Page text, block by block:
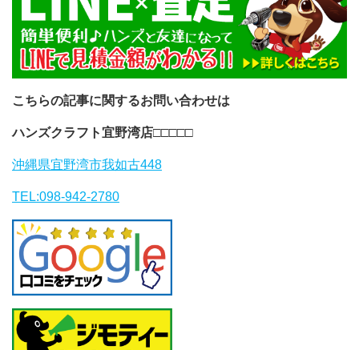
こちらの記事に関するお問い合わせは
ハンズクラフト宜野湾店□□□□□
沖縄県宜野湾市我如古448
TEL:098-942-2780